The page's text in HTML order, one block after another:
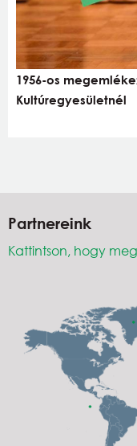
1956-os
Kultúregyesületnél
Partnereink
Kattintson, hogy